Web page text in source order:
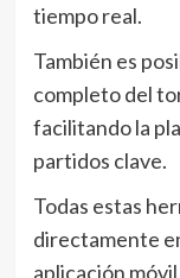
tiempo real.
También es
completo del
facilitando la
partidos clave.
Todas estas
directamente
aplicación